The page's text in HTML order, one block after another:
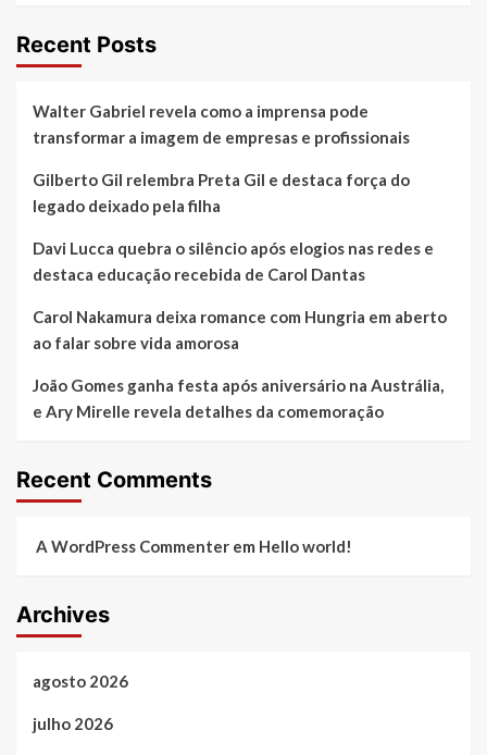
Recent Posts
Walter Gabriel revela como a imprensa pode
transformar a imagem de empresas e profissionais
Gilberto Gil relembra Preta Gil e destaca força do
legado deixado pela filha
Davi Lucca quebra o silêncio após elogios nas redes e
destaca educação recebida de Carol Dantas
Carol Nakamura deixa romance com Hungria em aberto
ao falar sobre vida amorosa
João Gomes ganha festa após aniversário na Austrália,
e Ary Mirelle revela detalhes da comemoração
Recent Comments
A WordPress Commenter em Hello world!
Archives
agosto 2026
julho 2026